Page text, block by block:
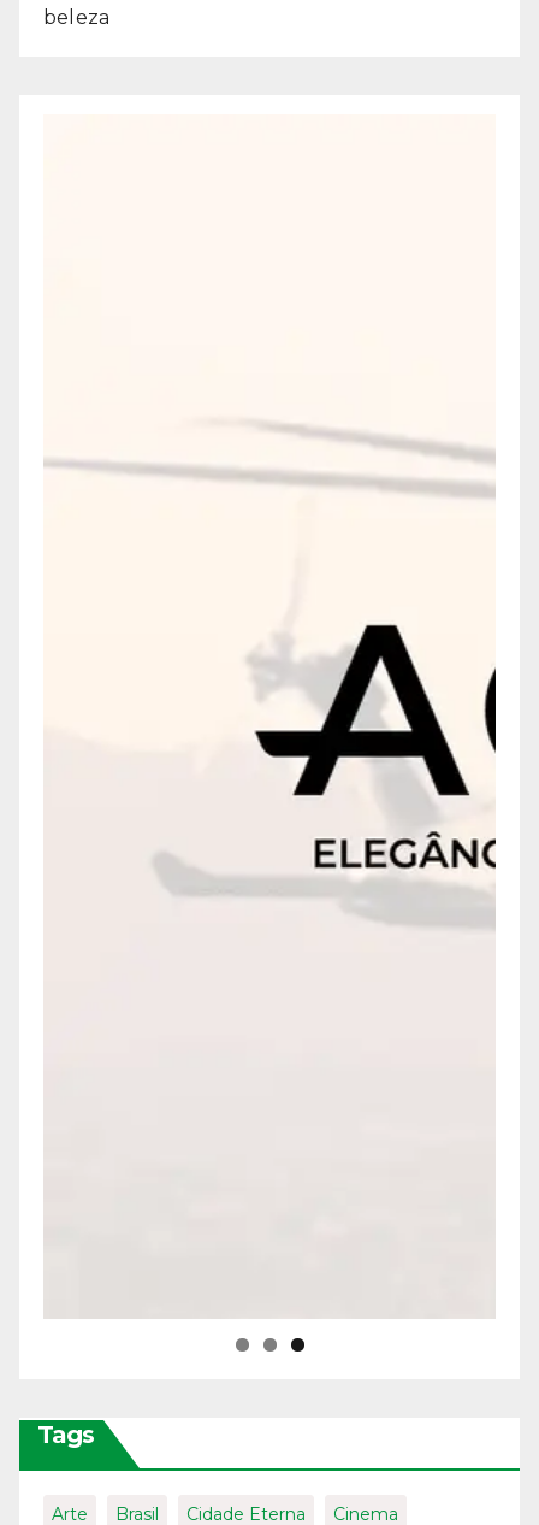
beleza
Tags
Arte Brasil Cidade Eterna Cinema